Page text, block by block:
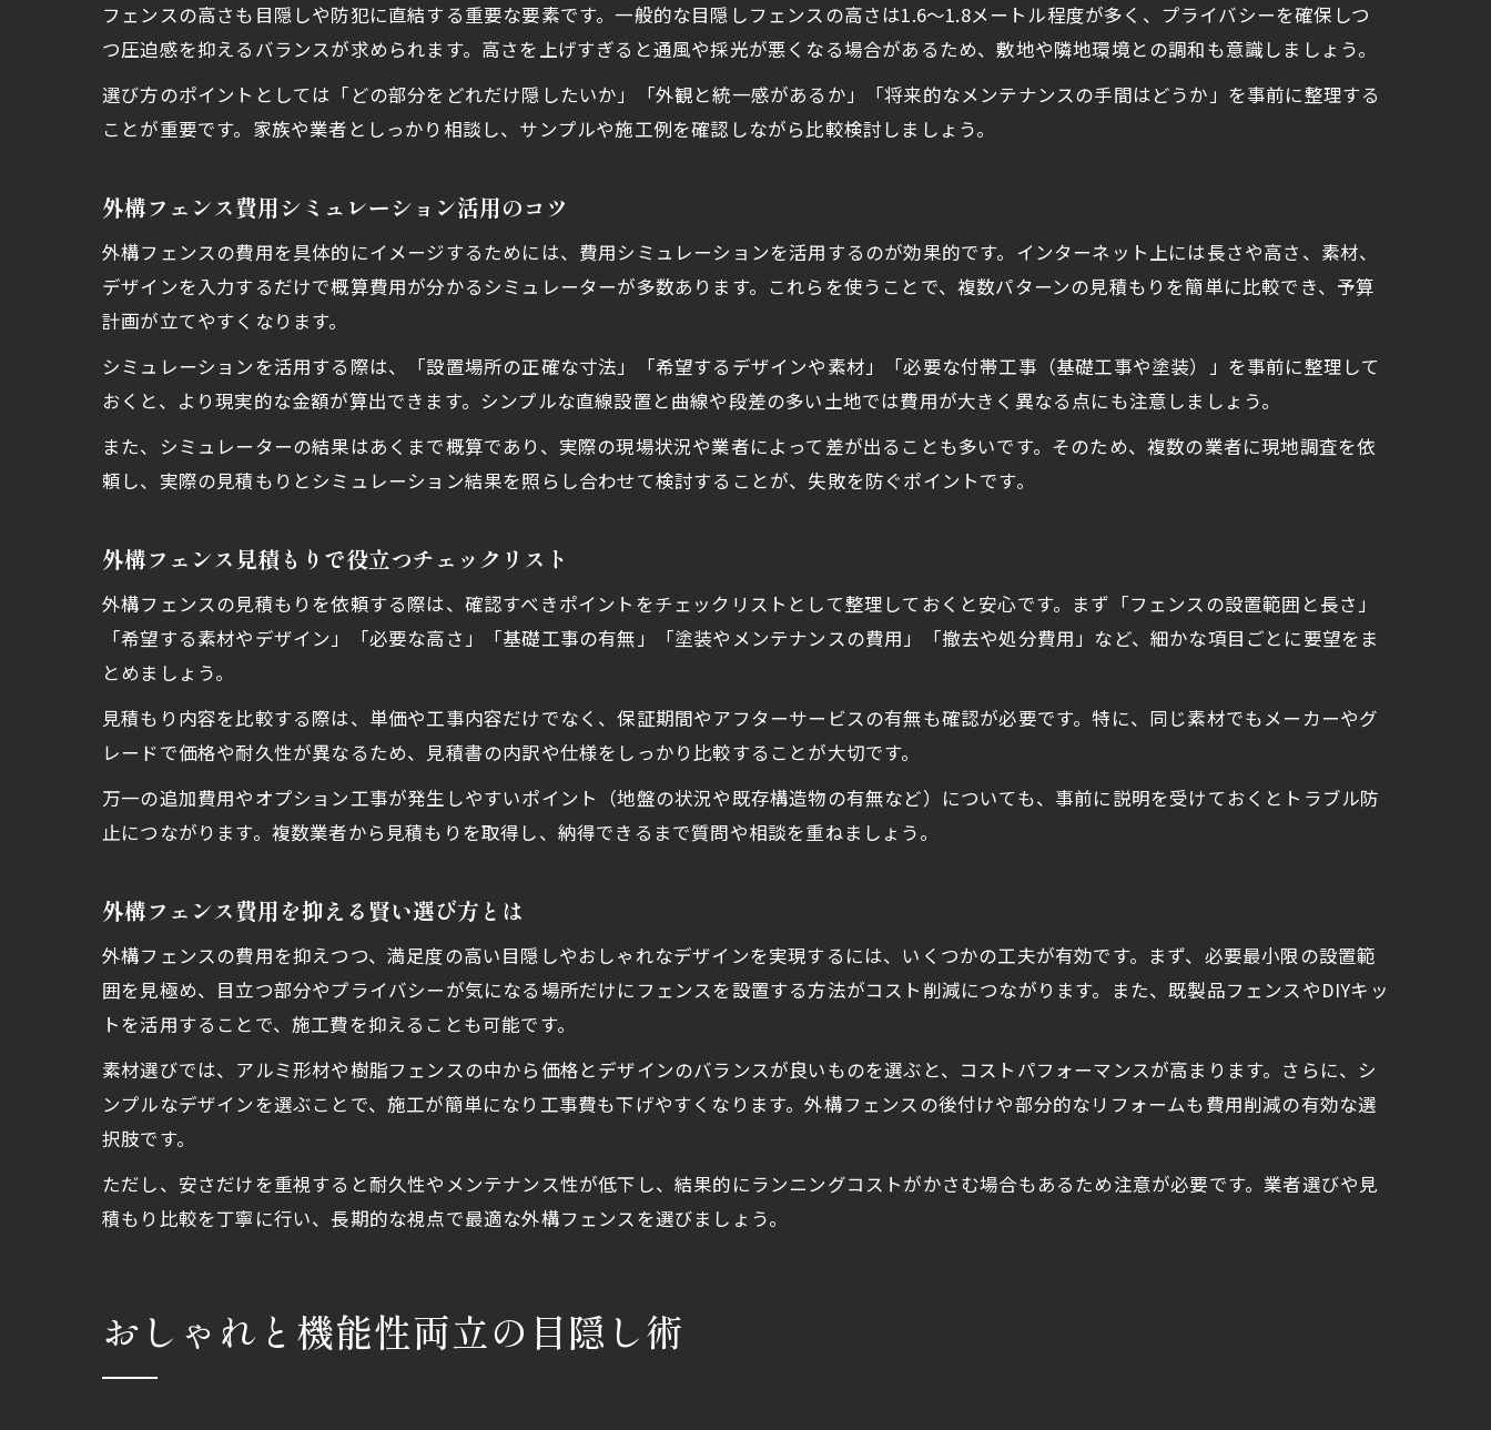
費用配分を見直す外構フェンスの極意
外構を安くする方法と費用配分の工夫例
外構フェンス費用の内訳と賢い見直し術
安くておしゃれな外構実現のポイント
外構フェンスを安くおしゃれに仕上げる秘訣
外構フェンス選びでおしゃれを安く叶える方法
外構フェンスDIYと施工業者の賢い使い分け
外構フェンスで予算内におしゃれを実現する
フェンスの高さも目隠しや防犯に直結する重要な要素です。一般的な目隠しフェンスの高さは1.6～1.8メートル程度が多く、プライバシーを確保しつ
つ圧迫感を抑えるバランスが求められます。高さを上げすぎると通風や採光が悪くなる場合があるため、敷地や隣地環境との調和も意識しましょう。
選び方のポイントとしては「どの部分をどれだけ隠したいか」「外観と統一感があるか」「将来的なメンテナンスの手間はどうか」を事前に整理する
ことが重要です。家族や業者としっかり相談し、サンプルや施工例を確認しながら比較検討しましょう。
外構フェンス費用シミュレーション活用のコツ
外構フェンスの費用を具体的にイメージするためには、費用シミュレーションを活用するのが効果的です。インターネット上には長さや高さ、素材、
デザインを入力するだけで概算費用が分かるシミュレーターが多数あります。これらを使うことで、複数パターンの見積もりを簡単に比較でき、予算
計画が立てやすくなります。
シミュレーションを活用する際は、「設置場所の正確な寸法」「希望するデザインや素材」「必要な付帯工事（基礎工事や塗装）」を事前に整理して
おくと、より現実的な金額が算出できます。シンプルな直線設置と曲線や段差の多い土地では費用が大きく異なる点にも注意しましょう。
また、シミュレーターの結果はあくまで概算であり、実際の現場状況や業者によって差が出ることも多いです。そのため、複数の業者に現地調査を依
頼し、実際の見積もりとシミュレーション結果を照らし合わせて検討することが、失敗を防ぐポイントです。
外構フェンス見積もりで役立つチェックリスト
外構フェンスの見積もりを依頼する際は、確認すべきポイントをチェックリストとして整理しておくと安心です。まず「フェンスの設置範囲と長さ」
「希望する素材やデザイン」「必要な高さ」「基礎工事の有無」「塗装やメンテナンスの費用」「撤去や処分費用」など、細かな項目ごとに要望をま
とめましょう。
見積もり内容を比較する際は、単価や工事内容だけでなく、保証期間やアフターサービスの有無も確認が必要です。特に、同じ素材でもメーカーやグ
レードで価格や耐久性が異なるため、見積書の内訳や仕様をしっかり比較することが大切です。
万一の追加費用やオプション工事が発生しやすいポイント（地盤の状況や既存構造物の有無など）についても、事前に説明を受けておくとトラブル防
止につながります。複数業者から見積もりを取得し、納得できるまで質問や相談を重ねましょう。
外構フェンス費用を抑える賢い選び方とは
外構フェンスの費用を抑えつつ、満足度の高い目隠しやおしゃれなデザインを実現するには、いくつかの工夫が有効です。まず、必要最小限の設置範
囲を見極め、目立つ部分やプライバシーが気になる場所だけにフェンスを設置する方法がコスト削減につながります。また、既製品フェンスやDIYキッ
トを活用することで、施工費を抑えることも可能です。
素材選びでは、アルミ形材や樹脂フェンスの中から価格とデザインのバランスが良いものを選ぶと、コストパフォーマンスが高まります。さらに、シ
ンプルなデザインを選ぶことで、施工が簡単になり工事費も下げやすくなります。外構フェンスの後付けや部分的なリフォームも費用削減の有効な選
択肢です。
ただし、安さだけを重視すると耐久性やメンテナンス性が低下し、結果的にランニングコストがかさむ場合もあるため注意が必要です。業者選びや見
積もり比較を丁寧に行い、長期的な視点で最適な外構フェンスを選びましょう。
おしゃれと機能性両立の目隠し術